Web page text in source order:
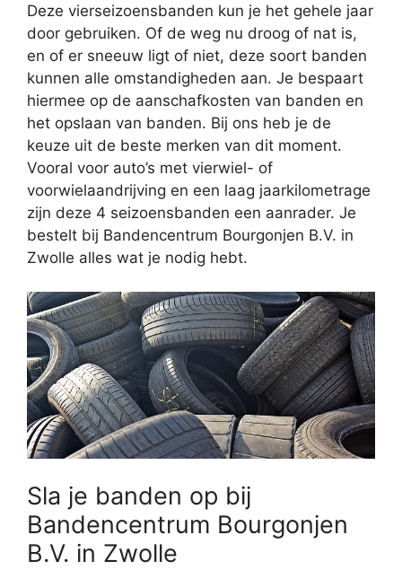
Deze vierseizoensbanden kun je het gehele jaar
door gebruiken. Of de weg nu droog of nat is,
en of er sneeuw ligt of niet, deze soort banden
kunnen alle omstandigheden aan. Je bespaart
hiermee op de aanschafkosten van banden en
het opslaan van banden. Bij ons heb je de
keuze uit de beste merken van dit moment.
Vooral voor auto’s met vierwiel- of
voorwielaandrijving en een laag jaarkilometrage
zijn deze 4 seizoensbanden een aanrader. Je
bestelt bij Bandencentrum Bourgonjen B.V. in
Zwolle alles wat je nodig hebt.
Sla je banden op bij
Bandencentrum Bourgonjen
B.V. in Zwolle